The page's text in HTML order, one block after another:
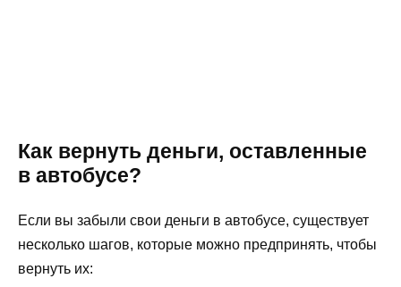
Как вернуть деньги, оставленные
в автобусе?
Если вы забыли свои деньги в автобусе, существует
несколько шагов, которые можно предпринять, чтобы
вернуть их: